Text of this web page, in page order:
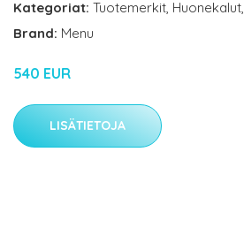
Kategoriat: Tuotemerkit, Huonekalut,
Brand: Menu
540 EUR
LISÄTIETOJA